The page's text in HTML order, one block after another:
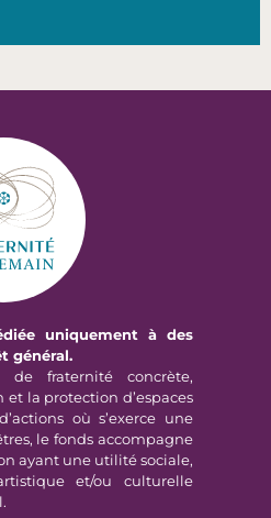
uniquement à des
général.
fraternité concrète,
la protection d’espaces
où s’exerce une
le fonds accompagne
ayant une utilité sociale,
et/ou culturelle